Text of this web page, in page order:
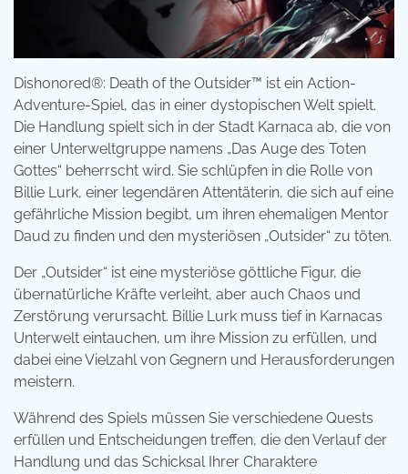
Dishonored®: Death of the Outsider™ ist ein Action-
Adventure-Spiel, das in einer dystopischen Welt spielt.
Die Handlung spielt sich in der Stadt Karnaca ab, die von
einer Unterweltgruppe namens „Das Auge des Toten
Gottes“ beherrscht wird. Sie schlüpfen in die Rolle von
Billie Lurk, einer legendären Attentäterin, die sich auf eine
gefährliche Mission begibt, um ihren ehemaligen Mentor
Daud zu finden und den mysteriösen „Outsider“ zu töten.
Der „Outsider“ ist eine mysteriöse göttliche Figur, die
übernatürliche Kräfte verleiht, aber auch Chaos und
Zerstörung verursacht. Billie Lurk muss tief in Karnacas
Unterwelt eintauchen, um ihre Mission zu erfüllen, und
dabei eine Vielzahl von Gegnern und Herausforderungen
meistern.
Während des Spiels müssen Sie verschiedene Quests
erfüllen und Entscheidungen treffen, die den Verlauf der
Handlung und das Schicksal Ihrer Charaktere